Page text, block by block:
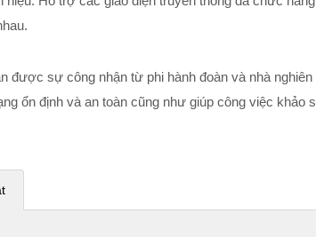
được sự công nhận từ phi hành đoàn và nhà
ổn định và an toàn cũng như giúp công việc khảo